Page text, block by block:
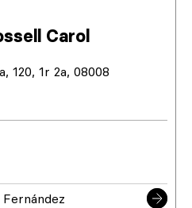
Carol
120, 1r 2a, 08008